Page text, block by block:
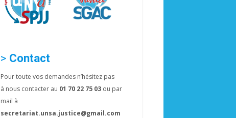
> Contact
Pour toute vos demandes n’hésitez pas
à nous contacter au 01 70 22 75 03 ou par
mail à
secretariat.unsa.justice@gmail.com